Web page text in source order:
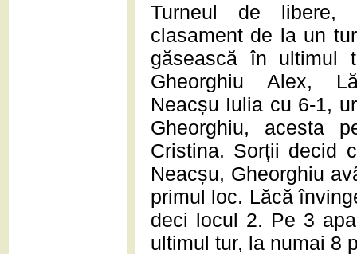
Turneul de libere,
clasament de la un
găsească în ultimul
Gheorghiu Alex,
Neacșu Iulia cu 6-1,
Gheorghiu, acesta
Cristina. Sorții decid
Neacșu, Gheorghiu
primul loc. Lăcă
deci locul 2. Pe 3
ultimul tur, la numai 8